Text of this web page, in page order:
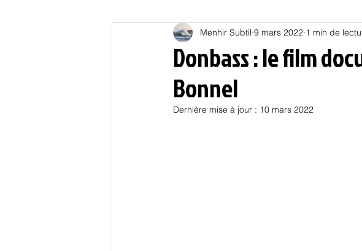
Education Energies Habitat Hors
Oligarchie
Donbass : le film
Bonnel
Menhir Subtil 9 mars 2022 1 min de
Dernière mise à jour : 10 mars 2022